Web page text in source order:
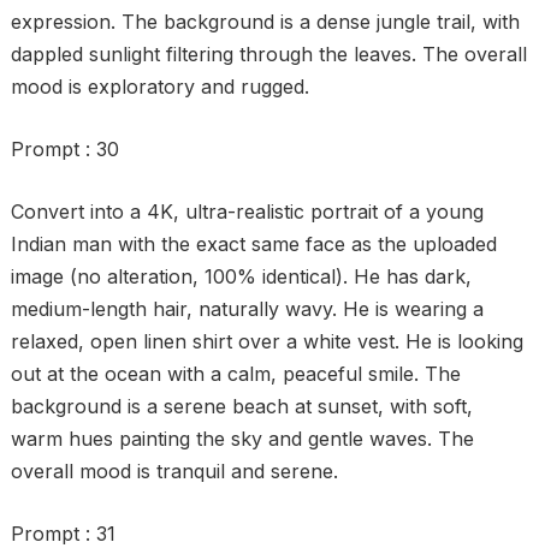
expression. The background is a dense jungle trail, with
dappled sunlight filtering through the leaves. The overall
mood is exploratory and rugged.
Prompt : 30
Convert into a 4K, ultra-realistic portrait of a young
Indian man with the exact same face as the uploaded
image (no alteration, 100% identical). He has dark,
medium-length hair, naturally wavy. He is wearing a
relaxed, open linen shirt over a white vest. He is looking
out at the ocean with a calm, peaceful smile. The
background is a serene beach at sunset, with soft,
warm hues painting the sky and gentle waves. The
overall mood is tranquil and serene.
Prompt : 31